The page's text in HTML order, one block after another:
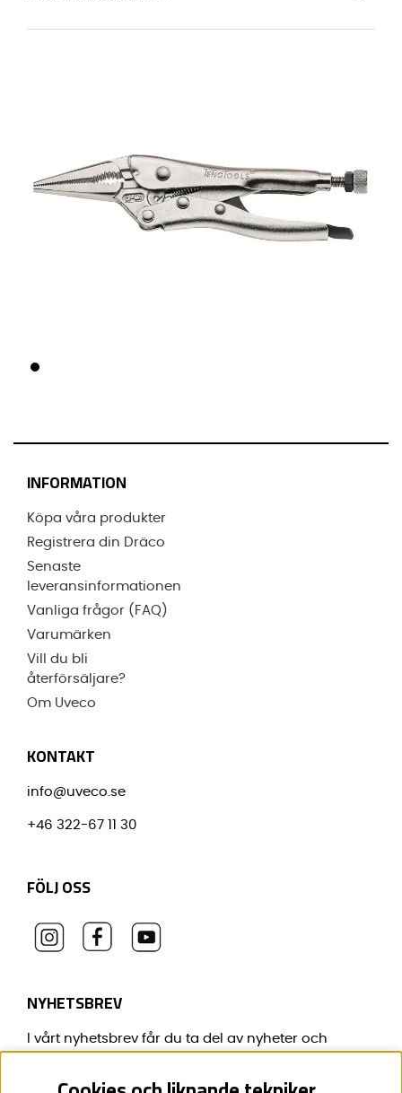
INFORMATION
Köpa våra produkter
Registrera din Dräco
Senaste
leveransinformationen
Vanliga frågor (FAQ)
Varumärken
Vill du bli
återförsäljare?
Om Uveco
KONTAKT
info@uveco.se
+46 322-67 11 30
FÖLJ OSS
NYHETSBREV
I vårt nyhetsbrev får du ta del av nyheter och